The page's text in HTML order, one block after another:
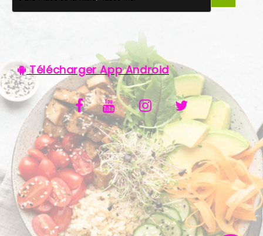
MENTIONS LÉGALES
Télécharger App Android